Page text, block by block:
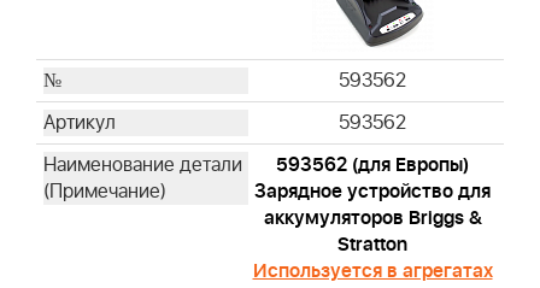
593562
593562
593562 (для Европы)
Зарядное устройство для
аккумуляторов Briggs &
Stratton
Используется в агрегатах